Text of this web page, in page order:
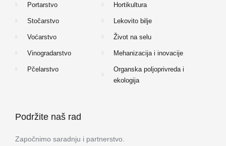
Portarstvo
Stočarstvo
Voćarstvo
Vinogradarstvo
Pčelarstvo
Hortikultura
Lekovito bilje
Život na selu
Mehanizacija i inovacije
Organska poljoprivreda i
ekologija
Podržite naš rad
Započnimo saradnju i partnerstvo.